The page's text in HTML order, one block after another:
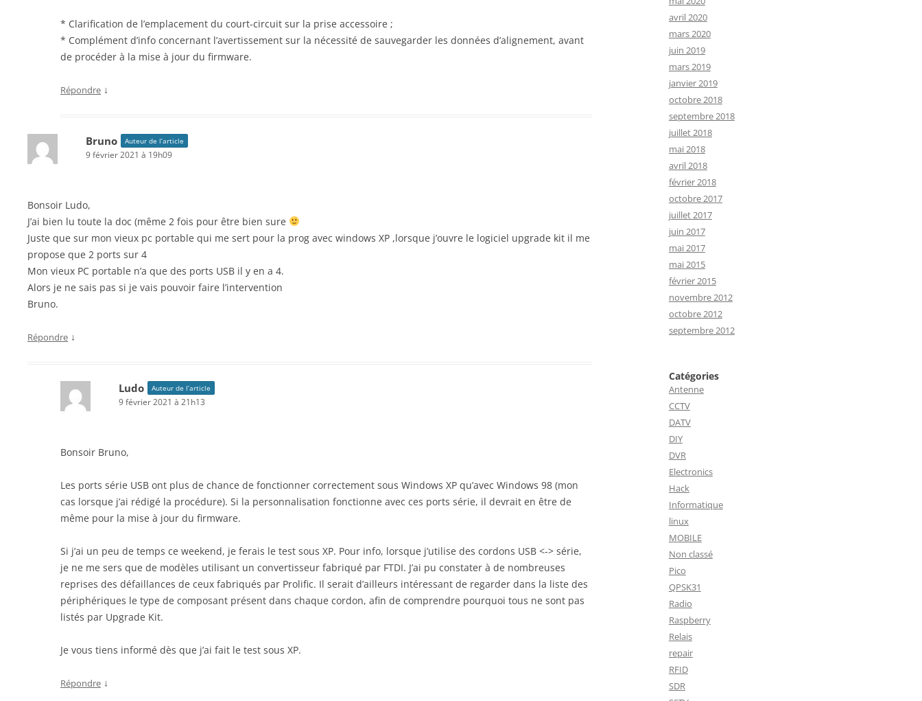
* Clarification de l’emplacement du court-circuit sur la prise accessoire ;
* Complément d’info concernant l’avertissement sur la nécessité de sauvegarder les données d’alignement, avant
de procéder à la mise à jour du firmware.
Répondre ↓
Bruno Auteur de l’article
9 février 2021 à 19h09
Bonsoir Ludo,
J’ai bien lu toute la doc (même 2 fois pour être bien sure
Juste que sur mon vieux pc portable qui me sert pour la prog avec windows XP ,lorsque j’ouvre le logiciel upgrade kit il me
propose que 2 ports sur 4
Mon vieux PC portable n’a que des ports USB il y en a 4.
Alors je ne sais pas si je vais pouvoir faire l’intervention
Bruno.
Répondre ↓
Ludo Auteur de l’article
9 février 2021 à 21h13
Bonsoir Bruno,
Les ports série USB ont plus de chance de fonctionner correctement sous Windows XP qu’avec Windows 98 (mon
cas lorsque j’ai rédigé la procédure). Si la personnalisation fonctionne avec ces ports série, il devrait en être de
même pour la mise à jour du firmware.
Si j’ai un peu de temps ce weekend, je ferais le test sous XP. Pour info, lorsque j’utilise des cordons USB <-> série,
je ne me sers que de modèles utilisant un convertisseur fabriqué par FTDI. J’ai pu constater à de nombreuses
reprises des défaillances de ceux fabriqués par Prolific. Il serait d’ailleurs intéressant de regarder dans la liste des
périphériques le type de composant présent dans chaque cordon, afin de comprendre pourquoi tous ne sont pas
listés par Upgrade Kit.
Je vous tiens informé dès que j’ai fait le test sous XP.
Répondre ↓
avril 2020
mars 2020
juin 2019
mars 2019
janvier 2019
octobre 2018
septembre 2018
juillet 2018
mai 2018
avril 2018
février 2018
octobre 2017
juillet 2017
juin 2017
mai 2017
mai 2015
février 2015
novembre 2012
octobre 2012
septembre 2012
Catégories
Antenne
CCTV
DATV
DIY
DVR
Electronics
Hack
Informatique
linux
MOBILE
Non classé
Pico
QPSK31
Radio
Raspberry
Relais
repair
RFID
SDR